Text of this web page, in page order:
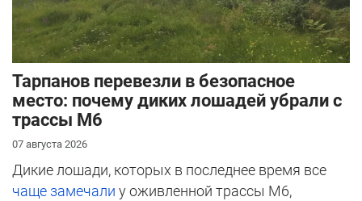
Тарпанов перевезли в безопасное
место: почему диких лошадей убрали с
трассы М6
07 августа 2026
Дикие лошади, которых в последнее время все
чаще замечали у оживленной трассы М6,